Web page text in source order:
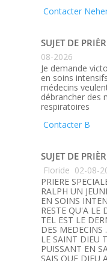
Contacter
SUJET DE
08-2026
Je demande
en soins
médecins
débrancher des
respiratoires
Contacter B
SUJET DE
Floride 02-08-
PRIERE
RALPH UN
EN SOINS
RESTE QU'A LE
TEL EST LE
DES MEDECINS
LE SAINT DIEU
PUISSANT EN
SAIS QUE DIEU